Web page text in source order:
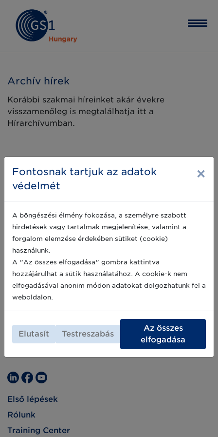
Archív hírek
Korábbi szakmai híreinket akár évekre
visszamenőleg is megtalálhatja itt a
Hírarchívumban.
Első lépések
Rólunk
Training Center
Fontosnak tartjuk az adatok
védelmét
×
A böngészési élmény fokozása, a személyre szabott
hirdetések vagy tartalmak megjelenítése, valamint a
forgalom elemzése érdekében sütiket (cookie)
használunk.
A "Az összes elfogadása" gombra kattintva
hozzájárulhat a sütik használatához. A cookie-k nem
elfogadásával anonim módon adatokat dolgozhatunk fel a
weboldalon.
Elutasít Testreszabás
Az összes
elfogadása